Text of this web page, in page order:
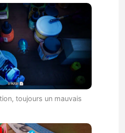
toujours un mauvais